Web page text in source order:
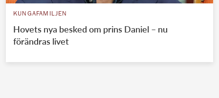
KUNGAFAMILJEN
Hovets nya besked om prins Daniel – nu
förändras livet